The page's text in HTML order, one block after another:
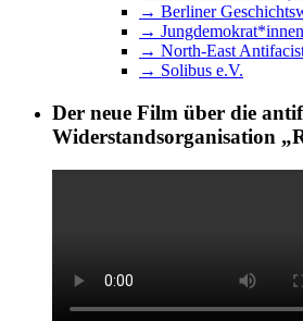
→ Berliner
→
→ North-East
→ Solibus e.V.
Der neue Film über die
Widerstandsorganisation